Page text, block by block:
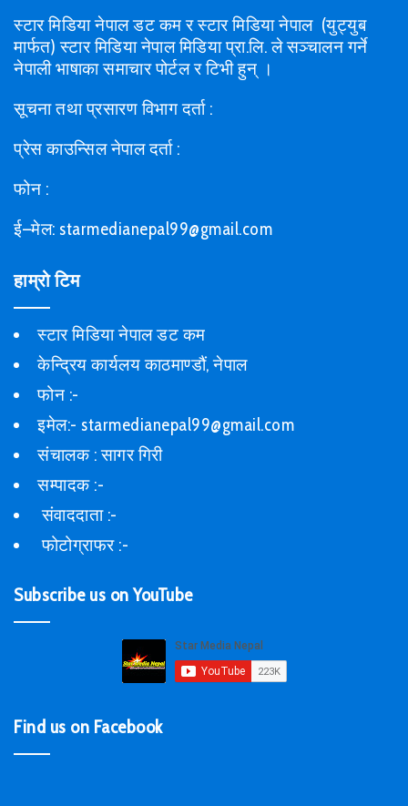
स्टार मिडिया नेपाल डट कम र स्टार मिडिया नेपाल (युट्युब
मार्फत) स्टार मिडिया नेपाल मिडिया प्रा.लि. ले सञ्चालन गर्ने
नेपाली भाषाका समाचार पोर्टल र टिभी हुन् ।
सूचना तथा प्रसारण विभाग दर्ता :
प्रेस काउन्सिल नेपाल दर्ता :
फोन :
ई–मेल: starmedianepal99@gmail.com
हाम्रो टिम
स्टार मिडिया नेपाल डट कम
केन्द्रिय कार्यलय काठमाण्डौं, नेपाल
फोन :-
इमेल:- starmedianepal99@gmail.com
संचालक : सागर गिरी
सम्पादक :-
संवाददाता :-
फोटोग्राफर :-
Subscribe us on YouTube
Find us on Facebook